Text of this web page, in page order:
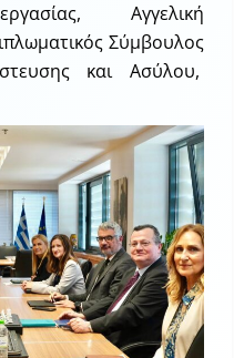
Αγγελική
Σύμβουλος
και Ασύλου,